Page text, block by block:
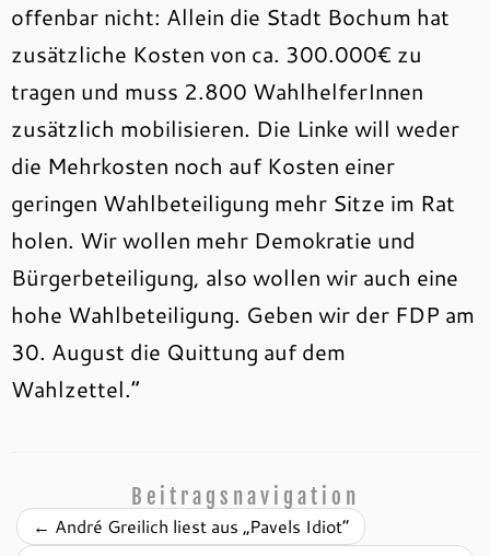
offenbar nicht: Allein die Stadt Bochum hat
zusätzliche Kosten von ca. 300.000€ zu
tragen und muss 2.800 WahlhelferInnen
zusätzlich mobilisieren. Die Linke will weder
die Mehrkosten noch auf Kosten einer
geringen Wahlbeteiligung mehr Sitze im Rat
holen. Wir wollen mehr Demokratie und
Bürgerbeteiligung, also wollen wir auch eine
hohe Wahlbeteiligung. Geben wir der FDP am
30. August die Quittung auf dem
Wahlzettel.“
Beitragsnavigation
← André Greilich liest aus „Pavels Idiot“